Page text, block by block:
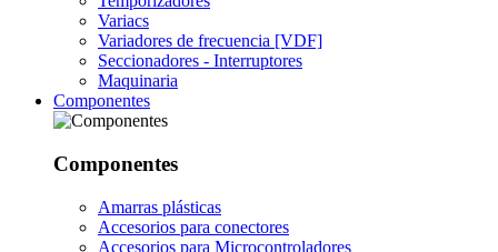
Variacs
Variadores de frecuencia [VDF]
Seccionadores - Interruptores
Maquinaria
Componentes
Componentes
Amarras plásticas
Accesorios para conectores
Accesorios para Microcontroladores